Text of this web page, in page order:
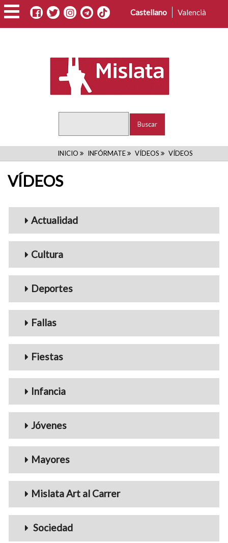
Pasar
al
contenido
Castellano Valencià
RUTA
INICIO INFÓRMATE VÍDEOS VÍDEOS
VÍDEOS
Menu_Videos
Actualidad
Cultura
Deportes
Fallas
Fiestas
Infancia
Jóvenes
Mayores
Mislata Art al Carrer
Sociedad